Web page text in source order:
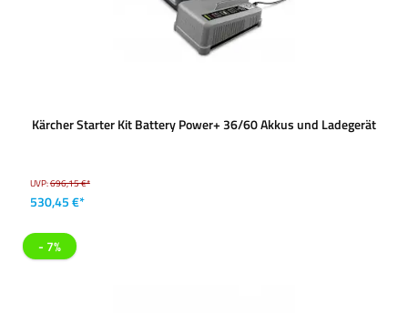
Kärcher Starter Kit Battery Power+ 36/60 Akkus und Ladegerät
UVP:696,15 €*
530,45 €*
- 7%